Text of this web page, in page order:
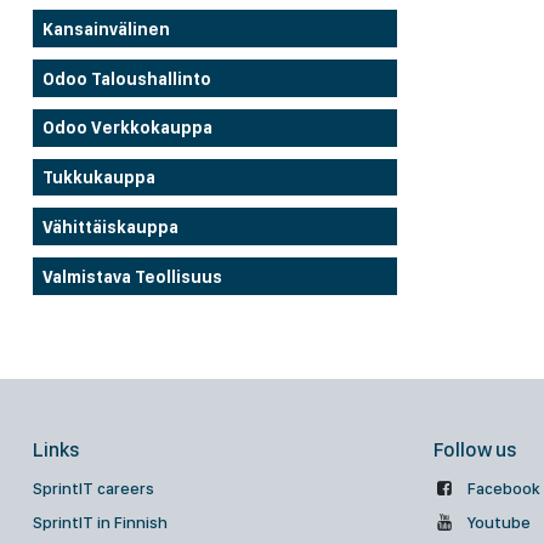
Kansainvälinen
Odoo Taloushallinto
Odoo Verkkokauppa
Tukkukauppa
Vähittäiskauppa
Valmistava Teollisuus
Links
SprintIT careers
SprintIT in Finnish
Follow us
Facebook
Youtube